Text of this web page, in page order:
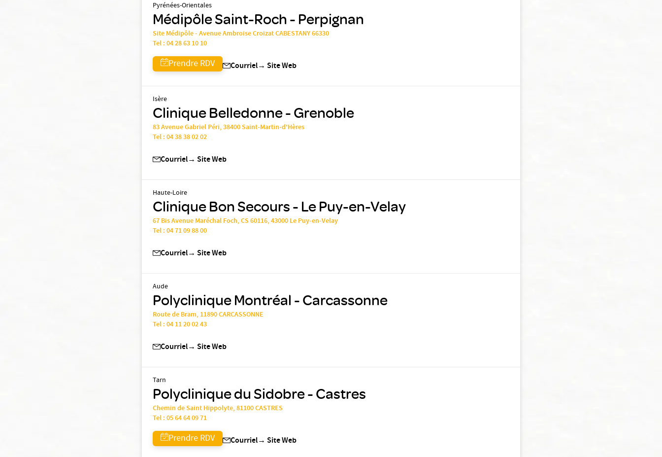
Pyrénées-Orientales
Médipôle Saint-Roch - Perpignan
Site Médipôle - Avenue Ambroise Croizat CABESTANY 66330
Tel :04 28 63 10 10
Prendre RDV Courriel→ Site Web
Isère
Clinique Belledonne - Grenoble
83 Avenue Gabriel Péri, 38400 Saint-Martin-d'Hères
Tel :04 38 38 02 02
Courriel→ Site Web
Haute-Loire
Clinique Bon Secours - Le Puy-en-Velay
67 Bis Avenue Maréchal Foch, CS 60116, 43000 Le Puy-en-Velay
Tel :04 71 09 88 00
Courriel→ Site Web
Aude
Polyclinique Montréal - Carcassonne
Route de Bram, 11890 CARCASSONNE
Tel :04 11 20 02 43
Courriel→ Site Web
Tarn
Polyclinique du Sidobre - Castres
Chemin de Saint Hippolyte, 81100 CASTRES
Tel :05 64 64 09 71
Prendre RDV Courriel→ Site Web